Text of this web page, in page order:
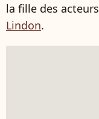
la fille des acteurs
Lindon.